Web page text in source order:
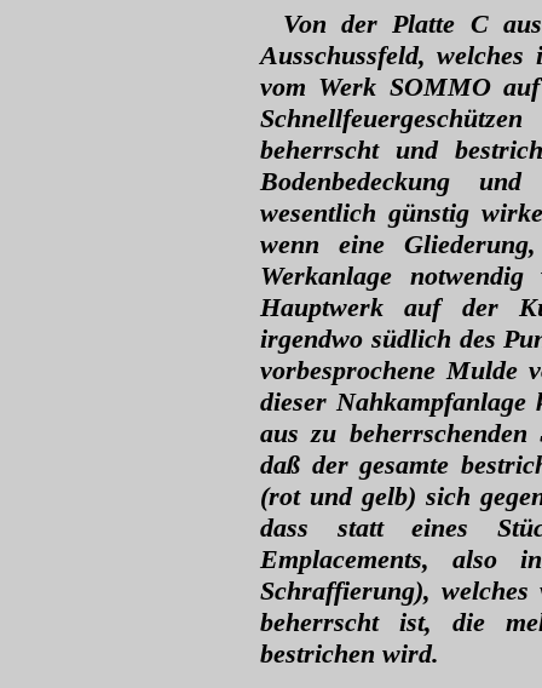
Von der Platte C
Ausschussfeld,
vom Werk SOMMO
beherrscht und
Bodenbedeckung
wesentlich günstig
wenn eine
Werkanlage
Hauptwerk auf der
irgendwo südlich des
vorbesprochene Mulde
dieser
aus zu beherrschenden
daß der gesamte
(rot und gelb) sich
dass statt eines
Emplacements, also
Schraffierung),
beherrscht ist, die
bestrichen wird.